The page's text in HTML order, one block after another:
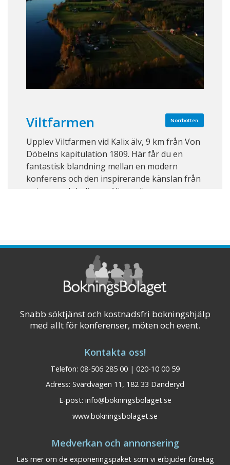
Norrbotten
Viltfarmen
Upplev Viltfarmen vid Kalix älv, 9 km från Von
Döbelns kapitulation 1809. Här får du en
fantastisk blandning mellan en modern
konferens och den inspirerande känslan från
naturen och kulturen. Vi ger dig
Visa på karta
Snabb söktjänst och kostnadsfri bokningshjälp
med allt för konferenser, möten och event.
Kontakta oss!
Telefon: 08-506 285 00 | 020-10 00 59
Adress: Svärdvägen 11, 182 33 Danderyd
E-post: info@bokningsbolaget.se
www.bokningsbolaget.se
Medverkan och annonsering
Läs mer om de exponeringspaket som vi erbjuder företag